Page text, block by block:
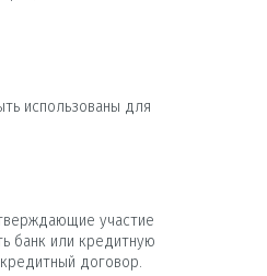
использованы для
участие
банк или кредитную
договор.